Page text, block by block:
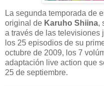
La segunda temporada de
original de Karuho Shiina,
a través de las televisiones
los 25 episodios de su
octubre de 2009, los 7
adaptación live action que
25 de septiembre.